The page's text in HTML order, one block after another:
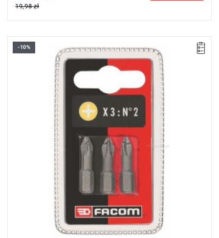
19,98 zł
Zakres zestawu: PH2
Ilość elementów w zestawie: 3
-10%